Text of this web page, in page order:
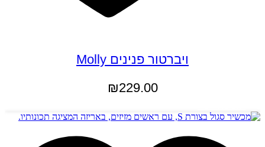
ויברטור פנינים Molly
₪229.00